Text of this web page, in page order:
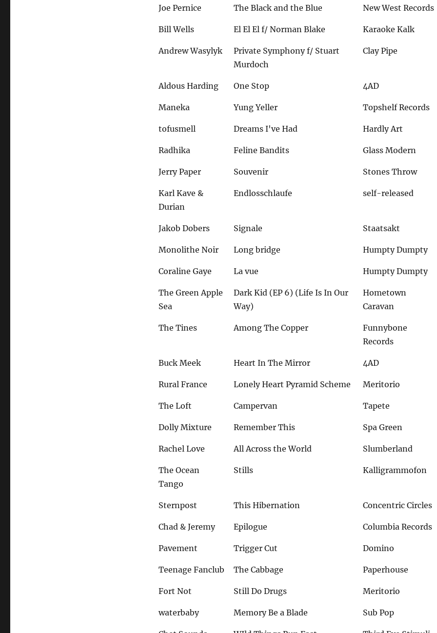
Joe Pernice The Black and the Blue New West Records
Bill Wells El El El f/ Norman Blake Karaoke Kalk
Andrew Wasylyk
Private Symphony f/ Stuart
Murdoch
Clay Pipe
Aldous Harding One Stop 4AD
Maneka Yung Yeller Topshelf Records
tofusmell Dreams I've Had Hardly Art
Radhika Feline Bandits Glass Modern
Jerry Paper Souvenir Stones Throw
Karl Kave &
Durian
Endlosschlaufe self-released
Jakob Dobers Signale Staatsakt
Monolithe Noir Long bridge Humpty Dumpty
Coraline Gaye La vue Humpty Dumpty
The Green Apple
Sea
Dark Kid (EP 6) (Life Is In Our
Way)
Hometown
Caravan
The Tines Among The Copper
Funnybone
Records
Buck Meek Heart In The Mirror 4AD
Rural France Lonely Heart Pyramid Scheme Meritorio
The Loft Campervan Tapete
Dolly Mixture Remember This Spa Green
Rachel Love All Across the World Slumberland
The Ocean
Tango
Stills Kalligrammofon
Sternpost This Hibernation Concentric Circles
Chad & Jeremy Epilogue Columbia Records
Pavement Trigger Cut Domino
Teenage Fanclub The Cabbage Paperhouse
Fort Not Still Do Drugs Meritorio
waterbaby Memory Be a Blade Sub Pop